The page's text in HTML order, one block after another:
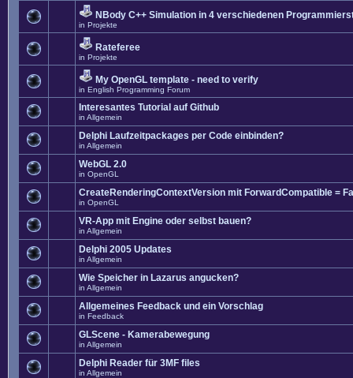
NBody C++ Simulation in 4 verschiedenen
in Projekte
Rateferee
in Projekte
My OpenGL template - need to verify
in English Programming Forum
Interesantes Tutorial auf Github
in Allgemein
Delphi Laufzeitpackages per Code einbinden?
in Allgemein
WebGL 2.0
in OpenGL
CreateRenderingContextVersion mit ForwardCompatible =
in OpenGL
VR-App mit Engine oder selbst bauen?
in Allgemein
Delphi 2005 Updates
in Allgemein
Wie Speicher in Lazarus angucken?
in Allgemein
Allgemeines Feedback und ein Vorschlag
in Feedback
GLScene - Kamerabewegung
in Allgemein
Delphi Reader für 3MF files
in Allgemein